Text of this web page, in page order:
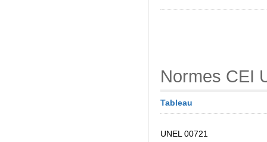
Normes CEI
Tableau
UNEL 00721